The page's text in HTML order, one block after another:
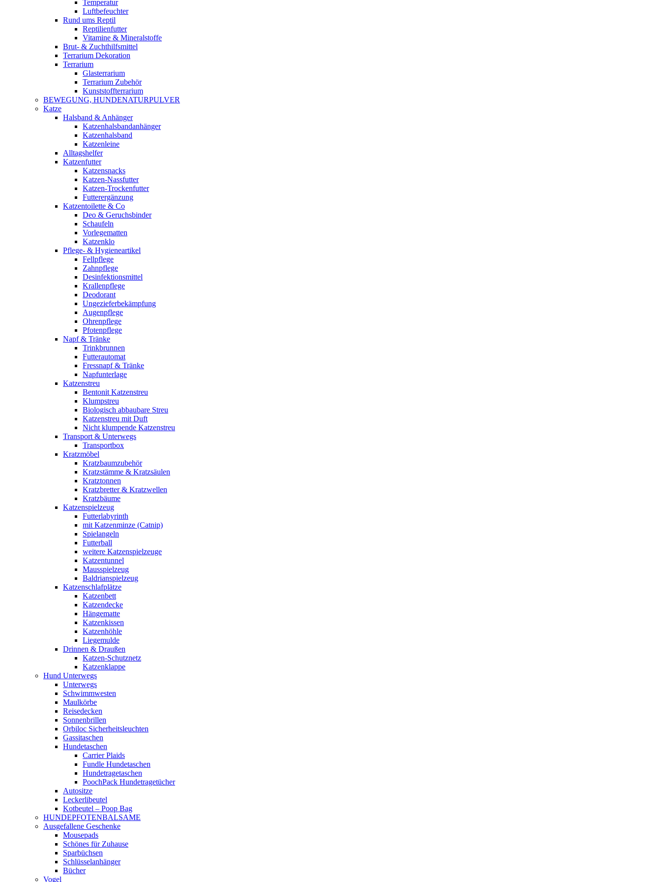
Temperatur
Luftbefeuchter
Rund ums Reptil
Reptilienfutter
Vitamine & Mineralstoffe
Brut- & Zuchthilfsmittel
Terrarium Dekoration
Terrarium
Glasterrarium
Terrarium Zubehör
Kunststoffterrarium
BEWEGUNG, HUNDENATURPULVER
Katze
Halsband & Anhänger
Katzenhalsbandanhänger
Katzenhalsband
Katzenleine
Alltagshelfer
Katzenfutter
Katzensnacks
Katzen-Nassfutter
Katzen-Trockenfutter
Futterergänzung
Katzentoilette & Co
Deo & Geruchsbinder
Schaufeln
Vorlegematten
Katzenklo
Pflege- & Hygieneartikel
Fellpflege
Zahnpflege
Desinfektionsmittel
Krallenpflege
Deodorant
Ungezieferbekämpfung
Augenpflege
Ohrenpflege
Pfotenpflege
Napf & Tränke
Trinkbrunnen
Futterautomat
Fressnapf & Tränke
Napfunterlage
Katzenstreu
Bentonit Katzenstreu
Klumpstreu
Biologisch abbaubare Streu
Katzenstreu mit Duft
Nicht klumpende Katzenstreu
Transport & Unterwegs
Transportbox
Kratzmöbel
Kratzbaumzubehör
Kratzstämme & Kratzsäulen
Kratztonnen
Kratzbretter & Kratzwellen
Kratzbäume
Katzenspielzeug
Futterlabyrinth
mit Katzenminze (Catnip)
Spielangeln
Futterball
weitere Katzenspielzeuge
Katzentunnel
Mausspielzeug
Baldrianspielzeug
Katzenschlafplätze
Katzenbett
Katzendecke
Hängematte
Katzenkissen
Katzenhöhle
Liegemulde
Drinnen & Draußen
Katzen-Schutznetz
Katzenklappe
Hund Unterwegs
Unterwegs
Schwimmwesten
Maulkörbe
Reisedecken
Sonnenbrillen
Orbiloc Sicherheitsleuchten
Gassitaschen
Hundetaschen
Carrier Plaids
Fundle Hundetaschen
Hundetragetaschen
PoochPack Hundetragetücher
Autositze
Leckerlibeutel
Kotbeutel – Poop Bag
HUNDEPFOTENBALSAME
Ausgefallene Geschenke
Mousepads
Schönes für Zuhause
Sparbüchsen
Schlüsselanhänger
Bücher
Vogel